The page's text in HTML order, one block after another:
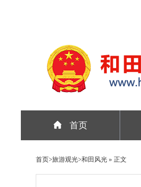
首页
首页>旅游观光>和田风光 » 正文